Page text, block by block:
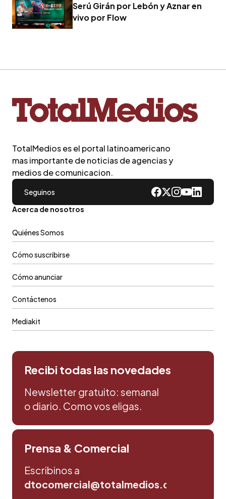
Serú Girán por Lebón y Aznar en
vivo por Flow
TotalMedios es el portal latinoamericano
mas importante de noticias de agencias y
medios de comunicacion.
Seguinos
Acerca de nosotros
Quiénes Somos
Cómo suscribirse
Cómo anunciar
Contáctenos
Mediakit
Recibi todas las novedades
Newsletter gratuito: semanal
o diario. Como vos eligas.
Prensa & Comercial
Escribinos a
dtocomercial@totalmedios.com